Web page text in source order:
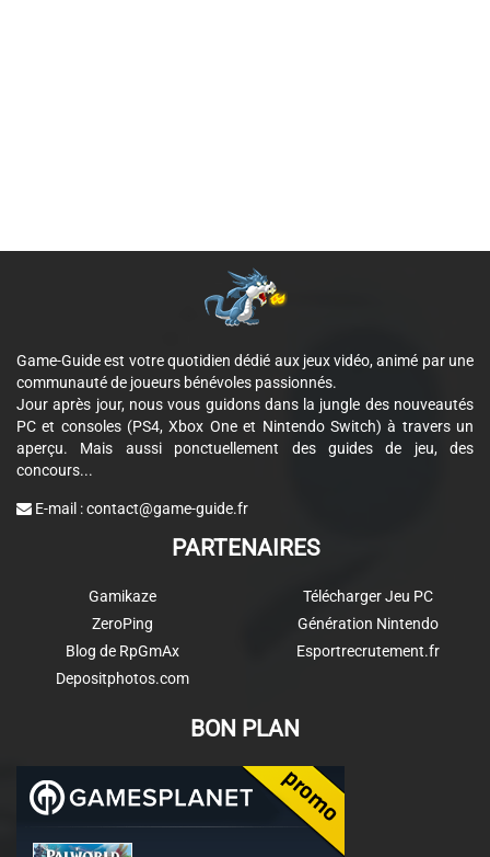
Game-Guide est votre quotidien dédié aux jeux vidéo, animé par une
communauté de joueurs bénévoles passionnés.
Jour après jour, nous vous guidons dans la jungle des nouveautés
PC et consoles (PS4, Xbox One et Nintendo Switch) à travers un
aperçu. Mais aussi ponctuellement des guides de jeu, des
concours...
E-mail :contact@game-guide.fr
PARTENAIRES
Gamikaze
ZeroPing
Blog de RpGmAx
Depositphotos.com
Télécharger Jeu PC
Génération Nintendo
Esportrecrutement.fr
BON PLAN